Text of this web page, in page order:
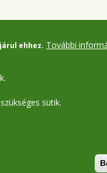
ehhez. További
sütik.